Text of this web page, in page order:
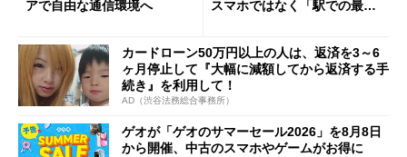
アで自由な通信環境へ
スマホではなく「駅での最短
カードローン50万円以上の人は、返済を3～6
ヶ月停止して『大幅に減額してから返済する手
続き』を利用して！
AD（渋谷法務総合事務所）
ゲオが「ゲオのサマーセール2026」を8月8日
から開催、中古のスマホやゲームがお得に